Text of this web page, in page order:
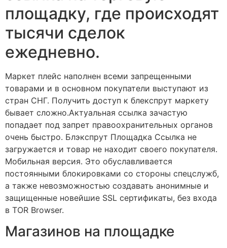
площадку, где происходят
тысячи сделок
ежедневно.
Маркет плейс наполнен всеми запрещенными
товарами и в основном покупатели выступают из
стран СНГ. Получить доступ к блекспрут маркету
бывает сложно.Актуальная ссылка зачастую
попадает под запрет правоохранительных органов
очень быстро. Блэкспрут Площадка Ссылка не
загружается и товар не находит своего покупателя.
Мобильная версия. Это обуславливается
постоянными блокировками со стороны спецслужб,
а также невозможностью создавать анонимные и
защищенные новейшие SSL сертификаты, без входа
в TOR Browser.
Магазинов на площадке